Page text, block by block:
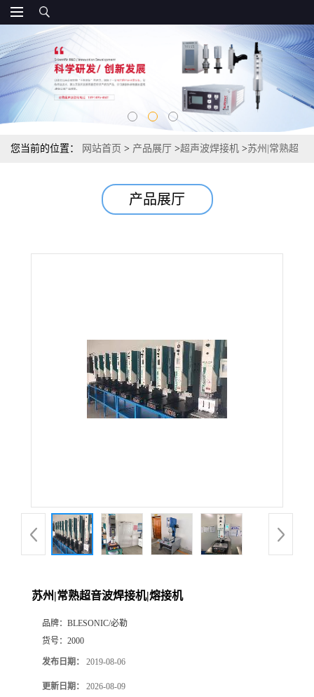
您当前的位置： 网站首页 > 产品展厅 >超声波焊接机 >苏州|常熟超
产品展厅
苏州|常熟超音波焊接机|熔接机
品牌： BLESONIC/必勒
货号： 2000
发布日期： 2019-08-06
更新日期： 2026-08-09